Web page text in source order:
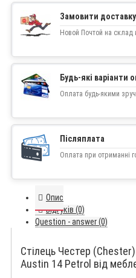
Замовити
Новой Почтой на склад
Будь-які варіанти
Оплата будь-якими
Післяплата
Оплата при отриманні
Опис
Відгуків (0)
Question - answer (0)
Стілець Честер
Austin 14 Petrol від